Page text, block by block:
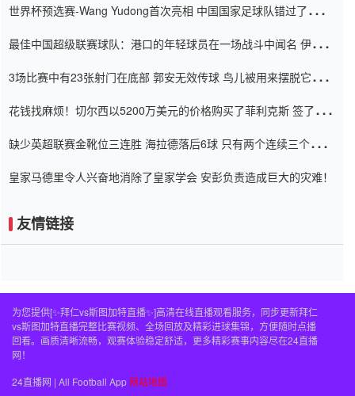
世界杯预选赛-Wang Yudong首次亮相 中国国家足球队错过了世界
最佳中国超级联赛球队：港口的年轻球员在一场战斗中闻名 伊万放
3场比赛中有23张射门在底部 郭安无效传球 鸟儿被用来摆脱它
花钱找麻烦！切尔西以5200万美元的价格购买了菲利克斯 签了7年
缺少英超联赛金靴位三连胜 海拉德落后6球 只有两个连续三个连续
皇家马德里令人兴奋地消除了皇家学会 安彭负责造成巨大的灾难！
友情链接
为您提供[✨拜仁vs斯图加特直播✨]高清在线直播观看服务，同步更新拜仁
vs斯图加特直播完整比赛视频、全场回放及精彩进球集锦，方便随时点播
回看。画质清晰流畅，观赛体验稳定舒适，更多精彩赛事内容尽在24直播
网！
24直播网 | All Football App 网站地图